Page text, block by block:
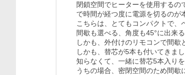
閉鎖空間でヒーターを使用する
で時間が経つ度に電源を切るのが
こちらは、とてもコンパクトで、
間歇も選べる、角度も45°に出来る
しかも、外付けのリモコンで間歇
しかも、替芯が5本も付いてきまし
知らなくて、一緒に替芯5本入り
うちの場合、密閉空間のため間歇